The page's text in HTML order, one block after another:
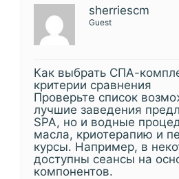
sherriescm
Guest
Как выбрать СПА-
критерии сравнения
Проверьте список
лучшие заведения
SPA, но и водные
масла, криотерапию и
курсы. Например, в
доступны сеансы на
компонентов.